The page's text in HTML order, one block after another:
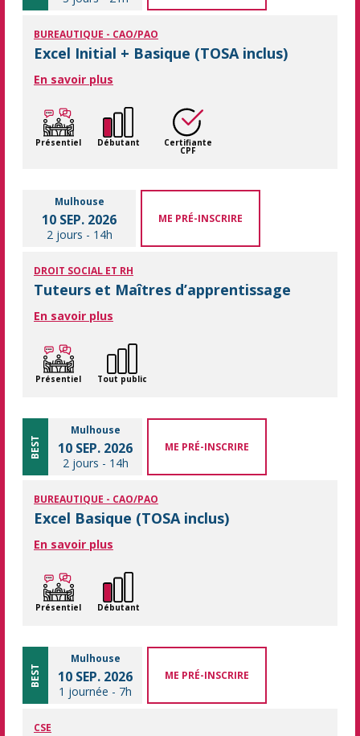
BUREAUTIQUE - CAO/PAO
Excel Initial + Basique (TOSA inclus)
En savoir plus
Présentiel Débutant Certifiante
CPF
Mulhouse
10 SEP. 2026
2 jours - 14h
ME PRÉ-INSCRIRE
DROIT SOCIAL ET RH
Tuteurs et Maîtres d’apprentissage
En savoir plus
Présentiel Tout public
BEST
Mulhouse
10 SEP. 2026
2 jours - 14h
ME PRÉ-INSCRIRE
BUREAUTIQUE - CAO/PAO
Excel Basique (TOSA inclus)
En savoir plus
Présentiel Débutant
BEST
Mulhouse
10 SEP. 2026
1 journée - 7h
ME PRÉ-INSCRIRE
CSE